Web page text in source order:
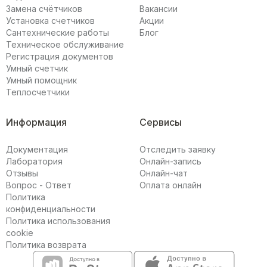
Замена счётчиков
Установка счетчиков
Сантехнические работы
Техническое обслуживание
Регистрация документов
Умный счетчик
Умный помощник
Теплосчетчики
Вакансии
Акции
Блог
Информация
Документация
Лаборатория
Отзывы
Вопрос - Ответ
Политика
конфиденциальности
Политика использования
cookie
Политика возврата
Сервисы
Отследить заявку
Онлайн-запись
Онлайн-чат
Оплата онлайн